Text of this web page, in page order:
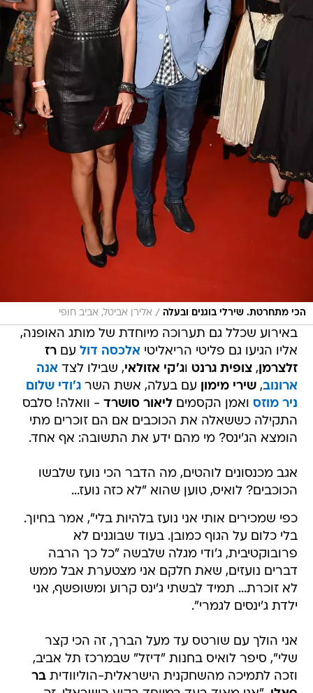
הכי מתחרטת. שירלי בוגנים ובעלה / אלירן אביטל, אביב חופי
באירוע שכלל גם תערוכה מיוחדת של מותג האופנה,
אליו הגיעו גם פליטי הריאליטי אלכסה דול עםרז
זלצרמן ,צופית גרנט וג'קי אזולאי, שבילו לצד אנה
ארונוב,שירי מימון עם בעלה, אשת השרג'ודי שלום
ניר מוזס ואמן הקסמיםליאור סושרד - וואלה! סלבס
התקילה כששאלה את הכוכבים אם הם זוכרים מתי
הומצא הג'ינס? מי מהם ידע את התשובה: אף אחד.
אגב מכנסונים לוהטים, מה הדבר הכי נועז שלבשו
הכוכבים? לואיס, טוען שהוא "לא כזה נועז...
כפי שמכירים אותי אני נועז בלהיות בלי", אמר בחיוך.
בלי כלום על הגוף כמובן. בעוד שבוגנים לא
פרובוקטיבית, ג'ודי מגלה שלבשה "כל כך הרבה
דברים נועזים, שאת חלקם אני מצטערת אבל ממש
לא זוכרת... תמיד לבשתי ג'ינס קרוע ומשופשף, אני
ילדת ג'ינסים לגמרי".
אני הולך עם שורטס עד מעל הברך, זה הכי קצר
שלי", סיפר לואיס בחנות "דיזל" שבמרכז תל אביב,
וזכה לתמיכה מהשחקנית הישראלית-הוליוודיתבר